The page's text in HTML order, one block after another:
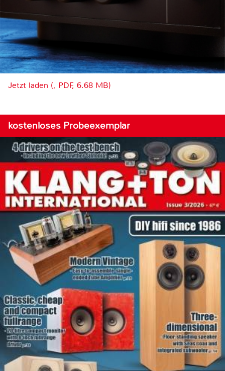
Jetzt laden (, PDF, 6.68 MB)
kostenloses Probeexemplar